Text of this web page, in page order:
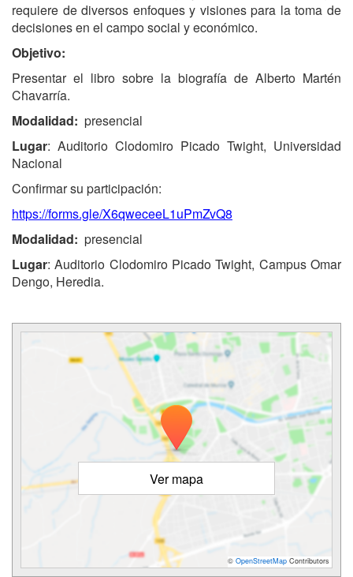
requiere de diversos enfoques y visiones para la toma de
decisiones en el campo social y económico.
Objetivo:
Presentar el libro sobre la biografía de Alberto Martén
Chavarría.
Modalidad: presencial
Lugar: Auditorio Clodomiro Picado Twight, Universidad
Nacional
Confirmar su participación:
https://forms.gle/X6qweceeL1uPmZvQ8
Modalidad: presencial
Lugar: Auditorio Clodomiro Picado Twight, Campus Omar
Dengo, Heredia.
Ver mapa
© OpenStreetMap Contributors